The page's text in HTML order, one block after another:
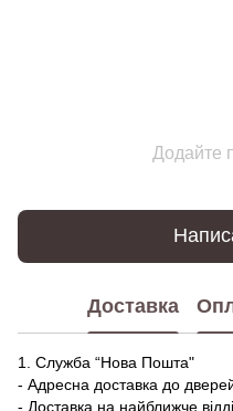
Додайте
Доставка
1. Служба “Нова Пошта"
- Адресна доставка до
- Доставка на найближче